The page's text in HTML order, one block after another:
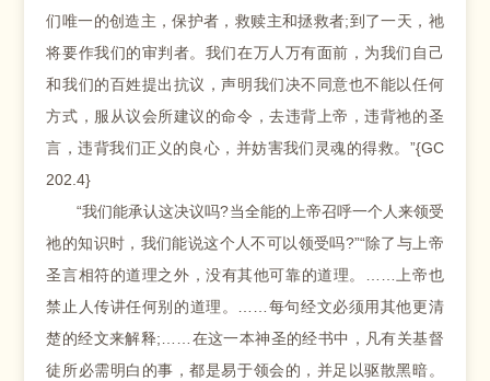
们唯一的创造主，保护者，救赎主和拯救者;到了一天，祂
将要作我们的审判者。我们在万人万有面前，为我们自己
和我们的百姓提出抗议，声明我们决不同意也不能以任何
方式，服从议会所建议的命令，去违背上帝，违背祂的圣
言，违背我们正义的良心，并妨害我们灵魂的得救。”{GC
202.4}
“我们能承认这决议吗?当全能的上帝召呼一个人来领受
祂的知识时，我们能说这个人不可以领受吗?”“除了与上帝
圣言相符的道理之外，没有其他可靠的道理。……上帝也
禁止人传讲任何别的道理。……每句经文必须用其他更清
楚的经文来解释;……在这一本神圣的经书中，凡有关基督
徒所必需明白的事，都是易于领会的，并足以驱散黑暗。